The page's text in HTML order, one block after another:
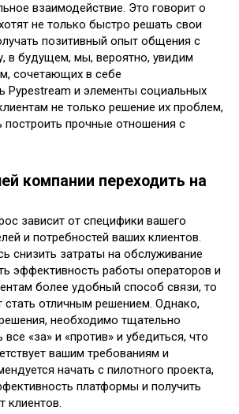
взаимодействие. Это говорит о
не только быстро решать свои
позитивный опыт общения с
в будущем, мы, вероятно, увидим
сочетающих в себе
Pypestream и элементы социальных
не только решение их проблем,
прочные отношения с
компании переходить на
зависит от специфики вашего
и потребностей ваших клиентов.
снизить затраты на обслуживание
эффективность работы операторов и
более удобный способ связи, то
стать отличным решением. Однако,
необходимо тщательно
«за» и «против» и убедиться, что
вашим требованиям и
начать с пилотного проекта,
платформы и получить
клиентов.